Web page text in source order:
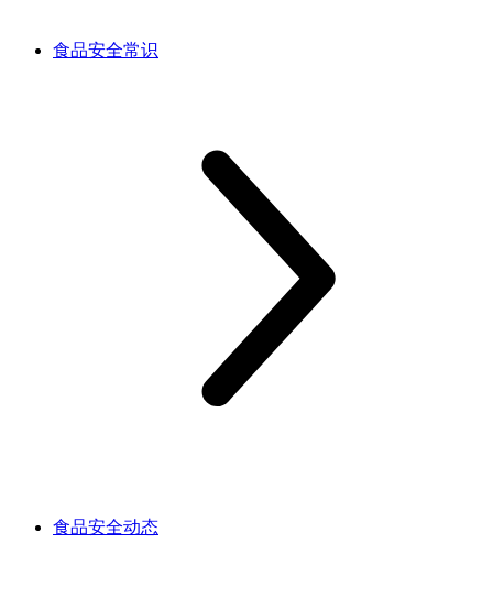
食品安全常识
食品安全动态